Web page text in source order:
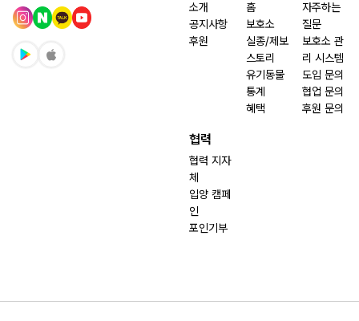
소개
공지사항
후원
홈
보호소
실종/제보
스토리
유기동물
통계
혜택
자주하는
질문
보호소 관
리 시스템
도입 문의
협업 문의
후원 문의
협력
협력 지자
체
입양 캠페
인
포인기부